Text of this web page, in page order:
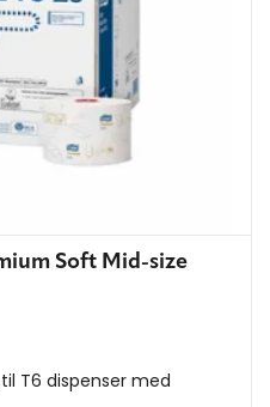
Soft Mid-size
T6 dispenser med